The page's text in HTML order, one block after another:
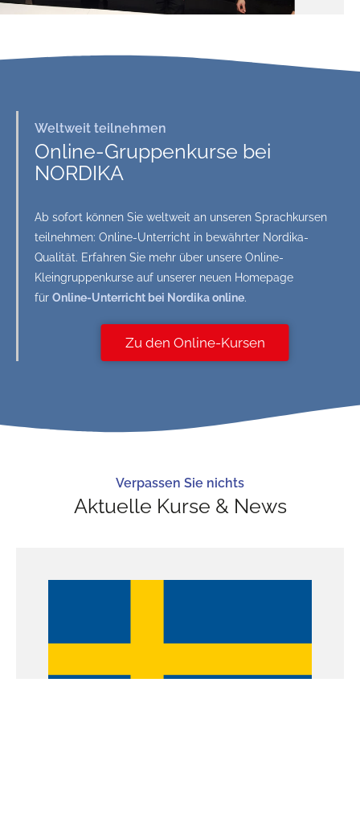
Weltweit teilnehmen
Online-Gruppenkurse bei
NORDIKA
Ab sofort können Sie weltweit an unseren Sprachkursen
teilnehmen: Online-Unterricht in bewährter Nordika-
Qualität. Erfahren Sie mehr über unsere Online-
Kleingruppenkurse auf unserer neuen Homepage
für Online-Unterricht bei Nordika online.
Zu den Online-Kursen
Verpassen Sie nichts
Aktuelle Kurse & News